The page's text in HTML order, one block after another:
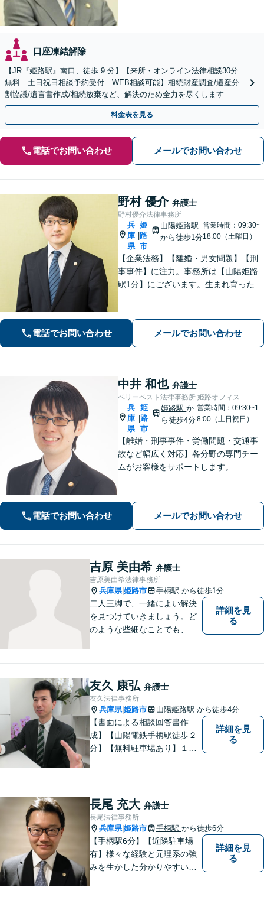
口座凍結解除
【JR『姫路駅』南口、徒歩 9 分】【来所・オンライン法律相談30分
無料｜土日祝日相談予約受付｜WEB相談可能】相続財産調査/遺産分
割協議/遺言書作成/相続放棄など、解決のため全力を尽くします
料金表を見る
電話でお問い合わせ メールでお問い合わせ
野村 優介 弁護士
野村優介法律事務所
兵
庫
県
姫
路
市
山陽姫路駅
から徒歩1分
営業時間：09:30~
18:00（土曜日）
【企業法務】【離婚・男女問題】【刑
事事件】に注力。事務所は【山陽姫路
駅1分】にございます。生まれ育った故
たいと考えています。【電話相談可
能】お気軽にご相談ください。
電話でお問い合わせ メールでお問い合わせ
中井 和也 弁護士
ベリーベスト法律事務所 姫路オフィス
兵
庫
県
姫
路
市
姫路駅か
ら徒歩4分
営業時間：09:30~1
8:00（土日祝日）
【離婚・刑事事件・労働問題・交通事
故など幅広く対応】各分野の専門チー
ムがお客様をサポートします。
電話でお問い合わせ メールでお問い合わせ
吉原 美由希 弁護士
吉原美由希法律事務所
兵庫県|姫路市 手柄駅 から徒歩1分
二人三脚で、一緒によい解決
を見つけていきましょう。ど
のような些細なことでも、ま
詳細を見
る
友久 康弘 弁護士
友久法律事務所
兵庫県|姫路市 山陽姫路駅 から徒歩4分
【書面による相談回答書作
成】【山陽電鉄手柄駅徒歩２
分】【無料駐車場あり】１歩
詳細を見
る
長尾 充大 弁護士
長尾法律事務所
兵庫県|姫路市 手柄駅 から徒歩6分
【手柄駅6分】【近隣駐車場
有】様々な経験と元理系の強
みを生かした分かりやすい・
詳細を見
る